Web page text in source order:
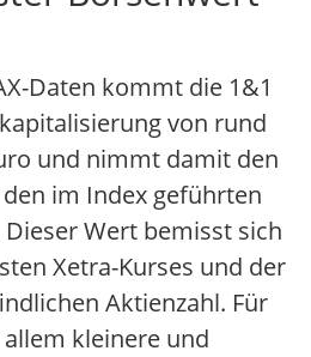
Daten kommt die 1&1
von rund
und nimmt damit den
im Index geführten
Wert bemisst sich
Xetra-Kurses und der
Aktienzahl. Für
allem kleinere und